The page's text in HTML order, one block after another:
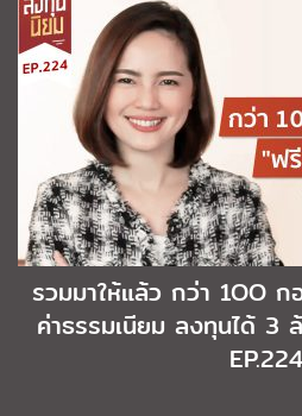
รวมมาให้แล้ว กว่า 1OO
ค่าธรรมเนียม ลงทุนได้ 3
EP.224